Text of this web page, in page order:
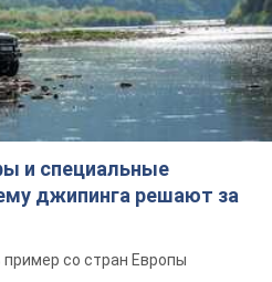
и специальные
джипинга решают за
со стран Европы